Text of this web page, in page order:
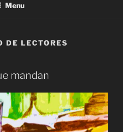
Menu
DE LECTORES
mandan